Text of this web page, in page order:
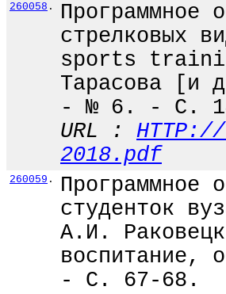
260058 .
Программное
стрелковых
sports
Тарасова [и
- № 6. - С.
URL :
2018.pdf
260059 .
Программное
студенток
А.И.
воспитание,
- С. 67-68.